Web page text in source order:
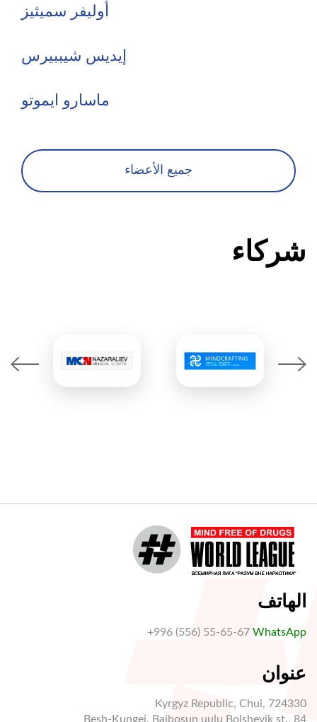
أوليفر سميثيز
إيديس شيببيرس
ماسارو ايموتو
جميع الأعضاء
شركاء
الهاتف
+996 (556) 55-65-67 WhatsApp
عنوان
Kyrgyz Republic, Chui, 724330
Besh-Kungei, Baibosun uulu Bolshevik st., 84